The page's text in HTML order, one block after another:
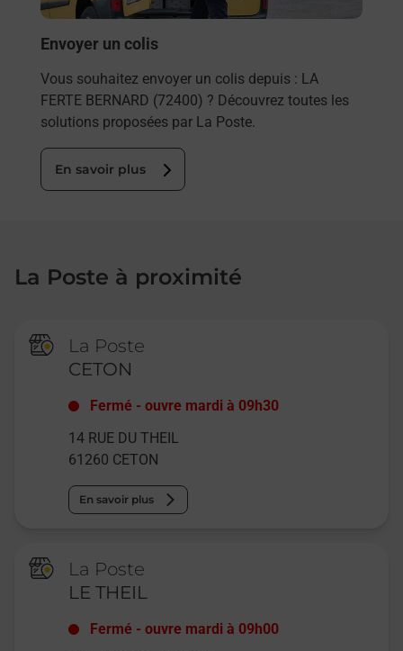
Envoyer un colis
Vous souhaitez envoyer un colis depuis : LA
FERTE BERNARD (72400) ? Découvrez toutes les
solutions proposées par La Poste.
En savoir plus
La Poste à proximité
La Poste
CETON
Fermé -ouvre mardi à 09h30
14 RUE DU THEIL
61260 CETON
En savoir plus
La Poste
LE THEIL
Fermé -ouvre mardi à 09h00